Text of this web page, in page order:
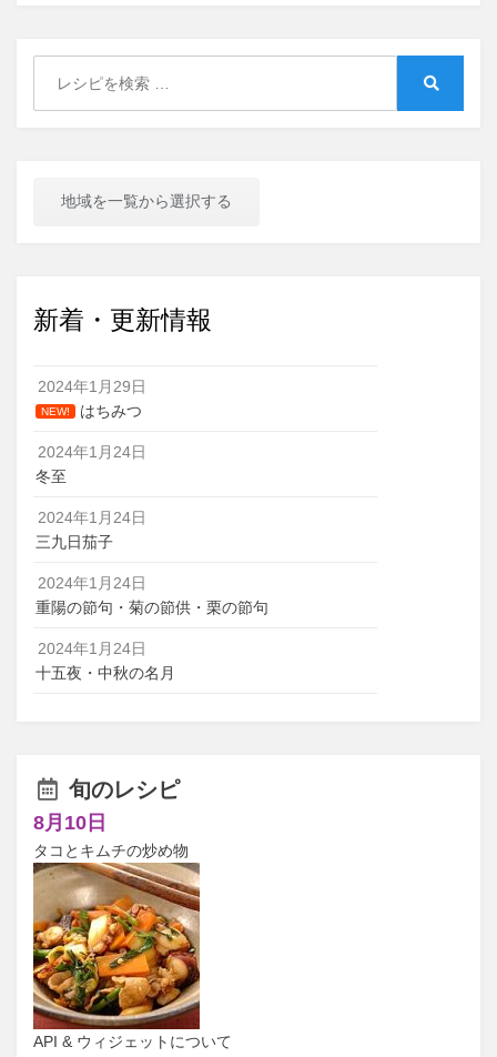
地域を一覧から選択する
新着・更新情報
2024年1月29日
NEW! はちみつ
2024年1月24日
冬至
2024年1月24日
三九日茄子
2024年1月24日
重陽の節句・菊の節供・栗の節句
2024年1月24日
十五夜・中秋の名月
旬のレシピ
8月10日
タコとキムチの炒め物
API & ウィジェットについて